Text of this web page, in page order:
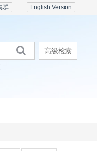
English Version
群
高级检索